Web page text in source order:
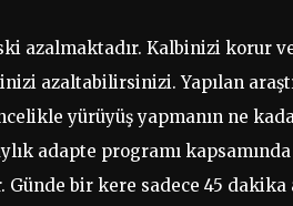
azalmaktadır. Kalbinizi korur
azaltabilirsinizi. Yapılan
yürüyüş yapmanın ne
adapte programı
Günde bir kere sadece 45